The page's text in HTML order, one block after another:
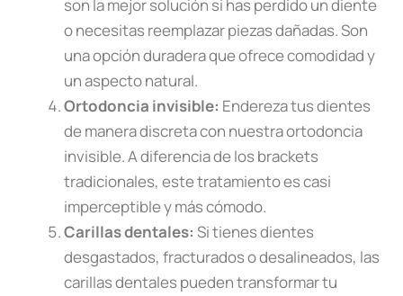
son la mejor solución si has perdido un diente
o necesitas reemplazar piezas dañadas. Son
una opción duradera que ofrece comodidad y
un aspecto natural.
Ortodoncia invisible: Endereza tus dientes
de manera discreta con nuestra ortodoncia
invisible. A diferencia de los brackets
tradicionales, este tratamiento es casi
imperceptible y más cómodo.
Carillas dentales: Si tienes dientes
desgastados, fracturados o desalineados, las
carillas dentales pueden transformar tu